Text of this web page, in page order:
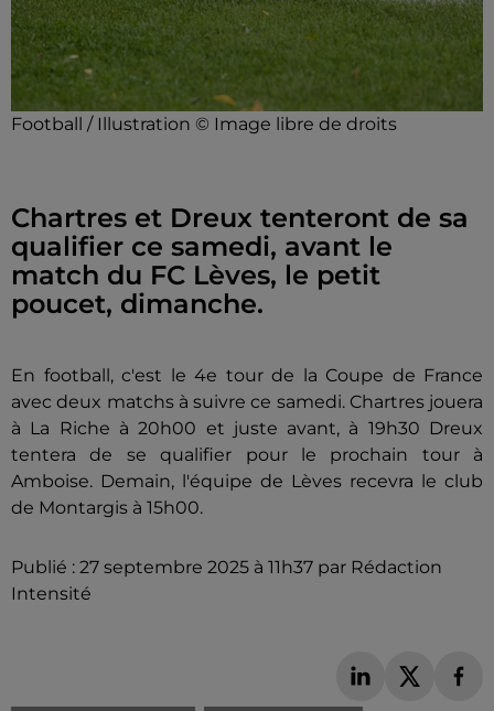
Football / Illustration © Image libre de droits
Chartres et Dreux tenteront de sa
qualifier ce samedi, avant le
match du FC Lèves, le petit
poucet, dimanche.
En football, c'est le 4e tour de la Coupe de France
avec deux matchs à suivre ce samedi. Chartres jouera
à La Riche à 20h00 et juste avant, à 19h30 Dreux
tentera de se qualifier pour le prochain tour à
Amboise. Demain, l'équipe de Lèves recevra le club
de Montargis à 15h00.
Publié : 27 septembre 2025 à 11h37 par Rédaction
Intensité